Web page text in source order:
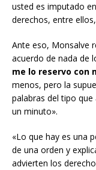
usted es imputado
derechos, entre
Ante eso, Monsalve
acuerdo de nada de
me lo reservo con
menos, pero la
palabras del tipo
un minuto».
«Lo que hay es una
de una orden y
advierten los